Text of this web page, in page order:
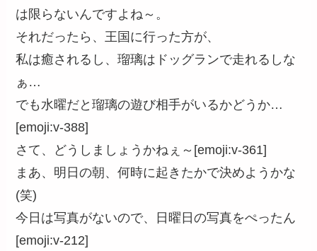
は限らないんですよね～。
それだったら、王国に行った方が、
私は癒されるし、瑠璃はドッグランで走れるしな
ぁ…
でも水曜だと瑠璃の遊び相手がいるかどうか…
[emoji:v-388]
さて、どうしましょうかねぇ～[emoji:v-361]
まあ、明日の朝、何時に起きたかで決めようかな
(笑)
今日は写真がないので、日曜日の写真をぺったん
[emoji:v-212]